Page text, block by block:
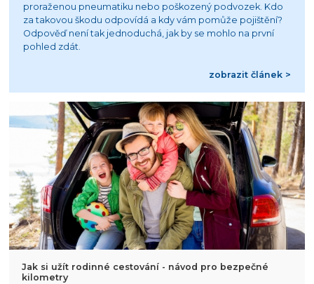
proraženou pneumatiku nebo poškozený podvozek. Kdo
za takovou škodu odpovídá a kdy vám pomůže pojištění?
Odpověď není tak jednoduchá, jak by se mohlo na první
pohled zdát.
zobrazit článek >
Jak si užít rodinné cestování - návod pro bezpečné
kilometry